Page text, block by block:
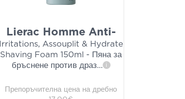
Lierac Homme Anti-
Irritations, Assouplit & Hydrate
Shaving Foam 150ml - Пяна за
бръснене против драз... i
Препоръчителна цена на дребно